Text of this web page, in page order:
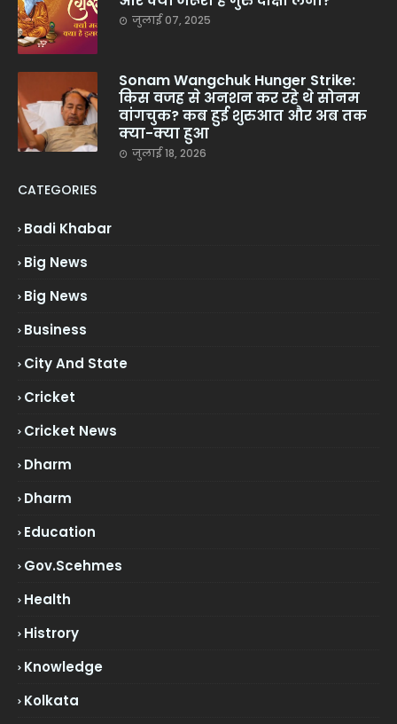
जुलाई 07, 2025
Sonam Wangchuk Hunger Strike:
किस वजह से अनशन कर रहे थे सोनम
वांगचुक? कब हुई शुरुआत और अब तक
क्या-क्या हुआ
जुलाई 18, 2026
CATEGORIES
Badi Khabar
Big News
Big News
Business
City And State
Cricket
Cricket News
Dharm
Dharm
Education
Gov.scehmes
Health
Histrory
Knowledge
Kolkata